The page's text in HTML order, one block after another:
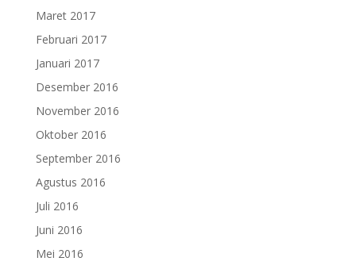
Maret 2017
Februari 2017
Januari 2017
Desember 2016
November 2016
Oktober 2016
September 2016
Agustus 2016
Juli 2016
Juni 2016
Mei 2016